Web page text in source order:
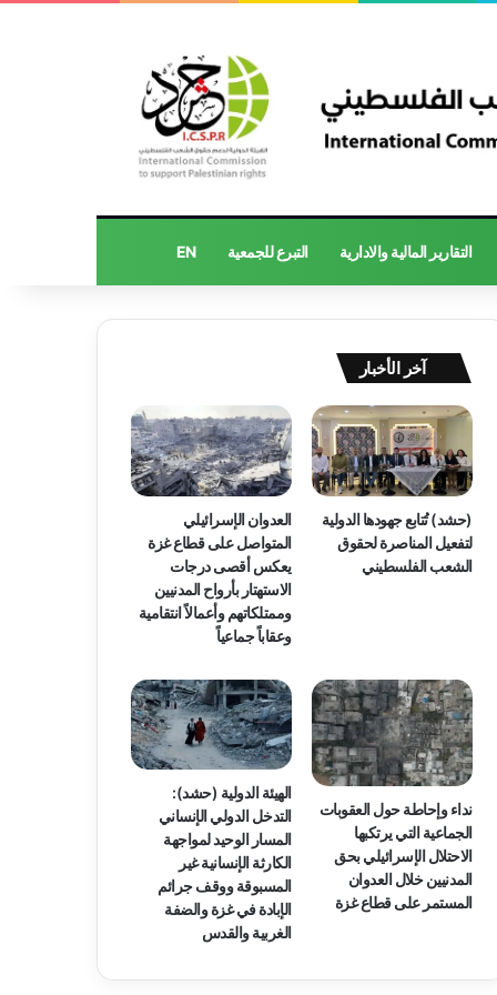
التقارير المالية والادارية التبرع للجمعية EN
آخر الأخبار
(حشد) تُتابع جهودها الدولية
لتفعيل المناصرة لحقوق
الشعب الفلسطيني
العدوان الإسرائيلي
المتواصل على قطاع غزة
يعكس أقصى درجات
الاستهتار بأرواح المدنيين
وممتلكاتهم وأعمالاً انتقامية
وعقاباً جماعياً
نداء وإحاطة حول العقوبات
الجماعية التي يرتكبها
الاحتلال الإسرائيلي بحق
المدنيين خلال العدوان
المستمر على قطاع غزة
الهيئة الدولية (حشد):
التدخل الدولي الإنساني
المسار الوحيد لمواجهة
الكارثة الإنسانية غير
المسبوقة ووقف جرائم
الإبادة في غزة والضفة
الغربية والقدس